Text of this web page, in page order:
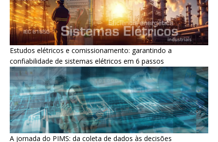
Estudos elétricos e comissionamento: garantindo a
confiabilidade de sistemas elétricos em 6 passos
A jornada do PIMS: da coleta de dados às decisões